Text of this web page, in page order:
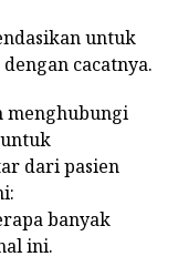
untuk
cacatnya.
menghubungi
dari pasien
banyak
ini.